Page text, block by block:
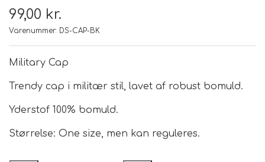
PRÆMIER & GAVER
99,00 kr.
Varenummer: DS-CAP-BK
Military Cap
Trendy cap i militær stil, lavet af robust bomuld.
Yderstof 100% bomuld.
Størrelse: One size, men kan reguleres.